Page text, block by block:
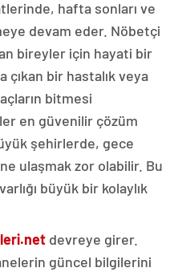
hafta sonları ve
devam eder. Nöbetçi
bireyler için hayati bir
çıkan bir hastalık veya
bitmesi
en güvenilir çözüm
şehirlerde, gece
ulaşmak zor olabilir. Bu
büyük bir kolaylık
devreye girer.
güncel bilgilerini